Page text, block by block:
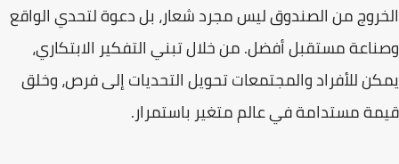
الخروج من الصندوق ليس مجرد شعار، بل دعوة لتحدي الواقع
وصناعة مستقبل أفضل. من خلال تبني التفكير الابتكاري،
يمكن للأفراد والمجتمعات تحويل التحديات إلى فرص، وخلق
قيمة مستدامة في عالم متغير باستمرار.